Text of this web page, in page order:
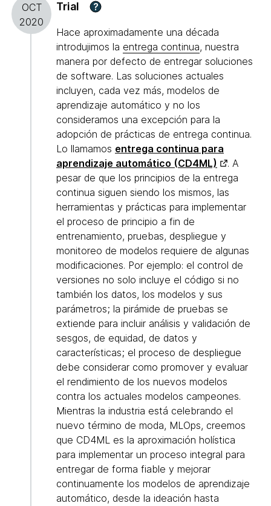
OCT
2020
Trial ?
Hace aproximadamente una década
introdujimos la entrega continua, nuestra
manera por defecto de entregar soluciones
de software. Las soluciones actuales
incluyen, cada vez más, modelos de
aprendizaje automático y no los
consideramos una excepción para la
adopción de prácticas de entrega continua.
Lo llamamos entrega continua para
aprendizaje automático (CD4ML)
. A
pesar de que los principios de la entrega
continua siguen siendo los mismos, las
herramientas y prácticas para implementar
el proceso de principio a fin de
entrenamiento, pruebas, despliegue y
monitoreo de modelos requiere de algunas
modificaciones. Por ejemplo: el control de
versiones no solo incluye el código si no
también los datos, los modelos y sus
parámetros; la pirámide de pruebas se
extiende para incluir análisis y validación de
sesgos, de equidad, de datos y
características; el proceso de despliegue
debe considerar como promover y evaluar
el rendimiento de los nuevos modelos
contra los actuales modelos campeones.
Mientras la industria está celebrando el
nuevo término de moda, MLOps, creemos
que CD4ML es la aproximación holística
para implementar un proceso integral para
entregar de forma fiable y mejorar
continuamente los modelos de aprendizaje
automático, desde la ideación hasta